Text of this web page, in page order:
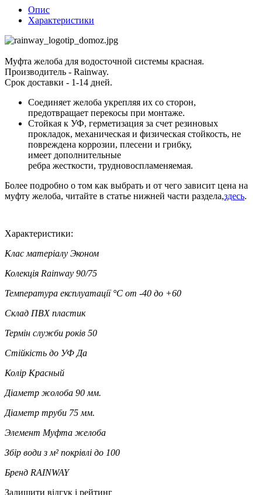
Опис
Характеристики
Муфта желоба для водосточной системы красная.
Производитель - Rainway.
Срок доставки - 1-14 дней.
Соединяет желоба укрепляя их со сторон,
предотвращает перекосы при монтаже.
Стойкая к УФ, герметизация за счет резиновых
прокладок, механическая и физическая стойкость, не
повреждена коррозии, плесени и грибку,
имеет дополнительные
ребра жесткости, трудновоспламеняемая.
Более подробно о том как выбрать и от чего зависит цена на
муфту желоба, читайте в статье нижней части раздела,здесь.
Характеристики:
Клас матеріалу Эконом
Колекція Rainway 90/75
Температура експлуатації °C от -40 до +60
Склад ПВХ пластик
Термін служби років 50
Стійкість до УФ Да
Колір Красный
Діаметр жолоба 90 мм.
Діаметр труби 75 мм.
Элемент Муфта желоба
Збір води з м² покрівлі до 100
Бренд RAINWAY
Залишити відгук і рейтинг